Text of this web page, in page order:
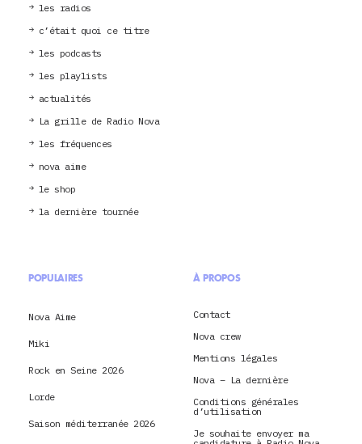
les radios
c’était quoi ce titre
les podcasts
les playlists
actualités
La grille de Radio Nova
les fréquences
nova aime
le shop
la dernière tournée
POPULAIRES
Nova Aime
Miki
Rock en Seine 2026
Lorde
Saison méditerranée 2026
À PROPOS
Contact
Nova crew
Mentions légales
Nova – La dernière
Conditions générales
d’utilisation
Je souhaite envoyer ma